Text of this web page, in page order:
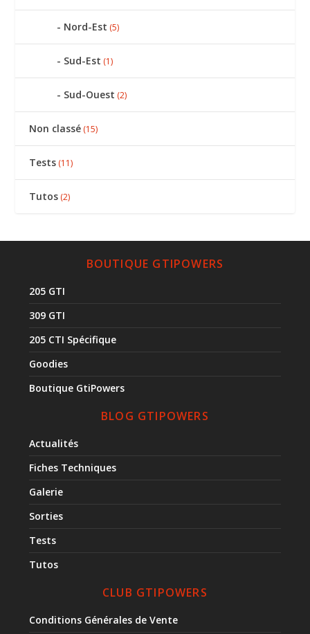
Nord-Est (5)
Sud-Est (1)
Sud-Ouest (2)
Non classé (15)
Tests (11)
Tutos (2)
BOUTIQUE GTIPOWERS
205 GTI
309 GTI
205 CTI Spécifique
Goodies
Boutique GtiPowers
BLOG GTIPOWERS
Actualités
Fiches Techniques
Galerie
Sorties
Tests
Tutos
CLUB GTIPOWERS
Conditions Générales de Vente